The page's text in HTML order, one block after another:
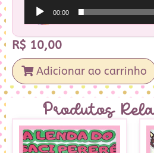
00:00
R$ 10,00
Adicionar ao carrinho
Produtos